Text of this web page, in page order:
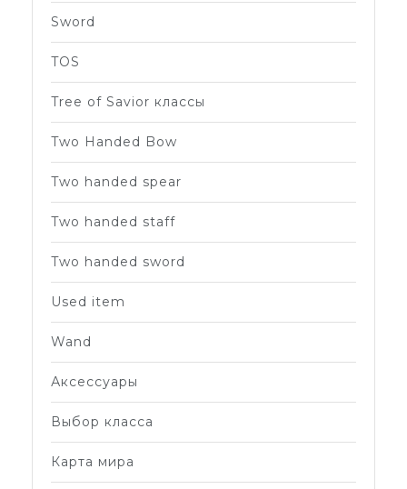
Sword
TOS
Tree of Savior классы
Two Handed Bow
Two handed spear
Two handed staff
Two handed sword
Used item
Wand
Аксессуары
Выбор класса
Карта мира